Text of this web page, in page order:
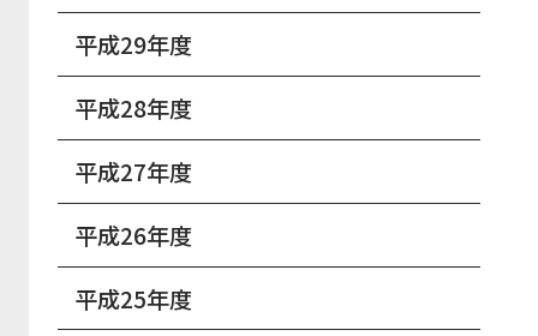
平成29年度
平成28年度
平成27年度
平成26年度
平成25年度